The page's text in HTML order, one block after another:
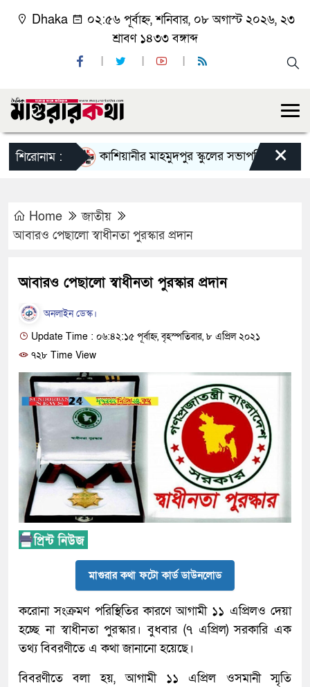
Dhaka
০২:৫৬ পূর্বাহ্ন, শনিবার, ০৮ অগাস্ট ২০২৬, ২৩
শ্রাবণ ১৪৩৩ বঙ্গাব্দ
শিরোনাম : কাশিয়ানীর মাহমুদপুর স্কুলের সভাপতি হলেন গোবিন্দ
×
Home
জাতীয়
আবারও পেছালো স্বাধীনতা পুরস্কার প্রদান
আবারও পেছালো স্বাধীনতা পুরস্কার প্রদান
অনলাইন ডেস্ক।
Update Time : ০৬:৪২:১৫ পূর্বাহ্ন, বৃহস্পতিবার, ৮ এপ্রিল ২০২১
৭২৮ Time View
মাগুরার কথা ফটো কার্ড ডাউনলোড
করোনা সংক্রমণ পরিস্থিতির কারণে আগামী ১১ এপ্রিলও দেয়া
হচ্ছে না স্বাধীনতা পুরস্কার। বুধবার (৭ এপ্রিল) সরকারি এক
তথ্য বিবরণীতে এ কথা জানানো হয়েছে।
বিবরণীতে বলা হয়, আগামী ১১ এপ্রিল ওসমানী স্মৃতি